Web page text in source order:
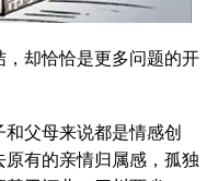
却恰恰是更多问题的开
父母来说都是情感创
有的亲情归属感，孤独